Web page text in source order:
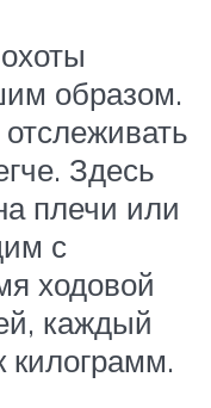
образом.
Здесь
плечи или
с
ходовой
каждый
килограмм.